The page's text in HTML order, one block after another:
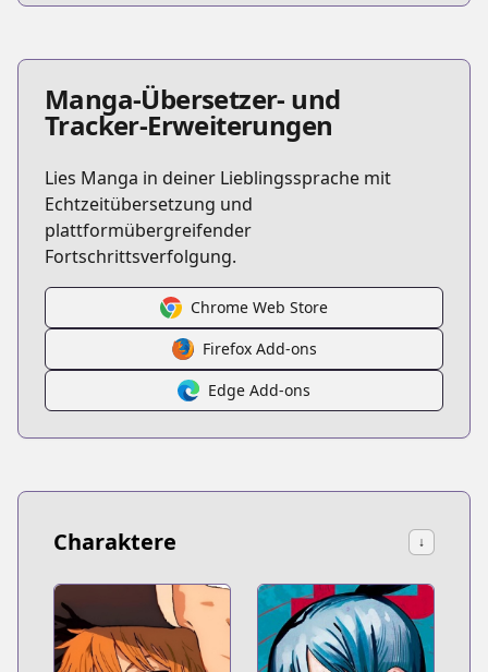
Manga-Übersetzer- und
Tracker-Erweiterungen
Lies Manga in deiner Lieblingssprache mit
Echtzeitübersetzung und
plattformübergreifender
Fortschrittsverfolgung.
Chrome Web Store
Firefox Add-ons
Edge Add-ons
Charaktere ↓